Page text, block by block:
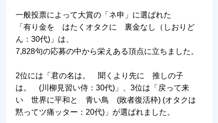
一般投票によって大賞の「ネ申」に選ばれた
「有り金を はたくオタクに 裏金なし（しおりど
ん：30代)」は、
7,828句の応募の中から栄えある頂点に立ちました。
2位には「君の名は。 聞くより先に 推しの子
は。 (川柳見習い侍：30代)」、3位は「戻って来
い 世界に平和と 青い鳥 (敗者復活枠) (オタクは
黙ってツ痛ッター：20代)」が選ばれました。